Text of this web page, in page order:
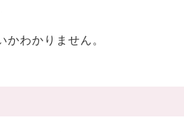
わかりません。